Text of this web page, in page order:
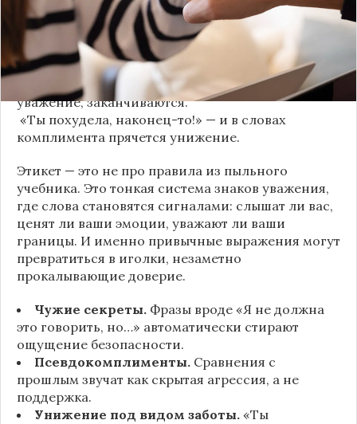
«Да я никому не расскажу, правда». И через пару
дней вашу историю пересказывает другой
человек.
«Хватит ныть» — и разговор, а вместе с ним
уважение, заканчиваются.
«Ты похудела, наконец-то!» — и в словах
комплимента прячется унижение.
Этикет — это не про правила из пыльного
учебника. Это тонкая система знаков уважения,
где слова становятся сигналами: слышат ли вас,
ценят ли ваши эмоции, уважают ли ваши
границы. И именно привычные выражения могут
превратиться в иголки, незаметно
прокалывающие доверие.
Чужие секреты. Фразы вроде «Я не должна
это говорить, но…» автоматически стирают
ощущение безопасности.
Псевдокомплименты. Сравнения с
прошлым звучат как скрытая агрессия, а не
поддержка.
Унижение под видом заботы. «Ты